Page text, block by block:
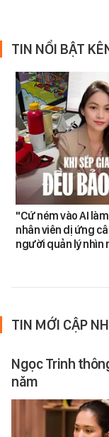
TIN NỔI BẬT
"Cứ ném vào AI
nhân viên dị ứng
người quản lý nhìn
TIN MỚI CẬP
Ngọc Trinh
năm